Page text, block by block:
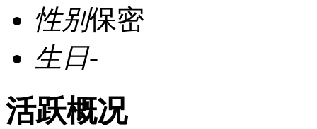
性别保密
生日-
活跃概况